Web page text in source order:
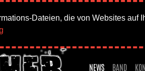
NEWS BAND
Dateien, die von Websites